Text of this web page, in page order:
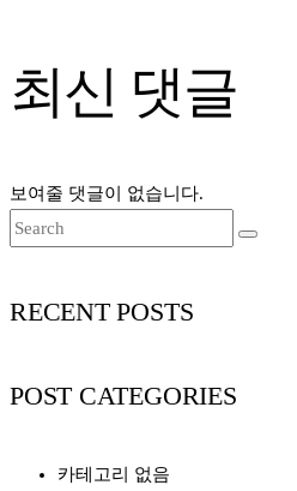
최신 댓글
보여줄 댓글이 없습니다.
RECENT POSTS
POST CATEGORIES
카테고리 없음